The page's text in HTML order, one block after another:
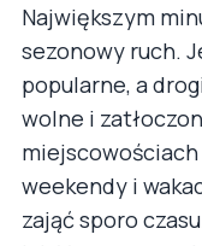
Największym
sezonowy ruch.
popularne, a
wolne i
weekendy i
zająć sporo